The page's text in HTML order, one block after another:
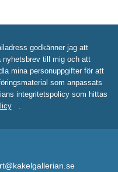
godkänner jag att
nyhetsbrev till mig och att
mina personuppgifter för att
som anpassats
integritetspolicy som hittas